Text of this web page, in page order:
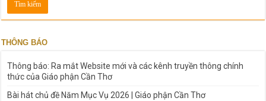
THÔNG BÁO
Thông báo: Ra mắt Website mới và các kênh truyền thông chính
thức của Giáo phận Cần Thơ
Bài hát chủ đề Năm Mục Vụ 2026 | Giáo phận Cần Thơ